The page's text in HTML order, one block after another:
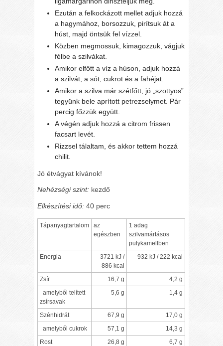
Ezután a felkockázott mellet adjuk hozzá
a hagymához, borsozzuk, pirítsuk át a
húst, majd öntsük fel vízzel.
Közben megmossuk, kimagozzuk, vágjuk
félbe a szilvákat.
Amikor elfőtt a víz a húson, adjuk hozzá
a szilvát, a sót, cukrot és a fahéjat.
Amikor a szilva már szétfőtt, jó „szottyos”
tegyünk bele aprított petrezselymet. Pár
percig főzzük együtt.
A végén adjuk hozzá a citrom frissen
facsart levét.
Rizzsel tálaltam, és akkor tettem hozzá
chilit.
Jó étvágyat kívánok!
Nehézségi szint: kezdő
Elkészítési idő: 40 perc
Tápanyagtartalom
az
egészben
1 adag
szilvamártásos
pulykamellben
Energia
3721 kJ /
886 kcal
932 kJ / 222 kcal
Zsír 16,7 g
4,2 g
amelyből telített
zsírsavak
5,6 g 1,4 g
Szénhidrát 67,9 g
17,0 g
amelyből cukrok
57,1 g
14,3 g
Rost
26,8 g
6,7 g